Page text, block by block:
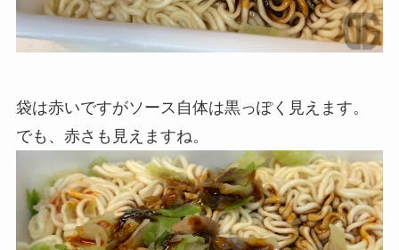
袋は赤いですがソース自体は黒っぽく見えます。
でも、赤さも見えますね。